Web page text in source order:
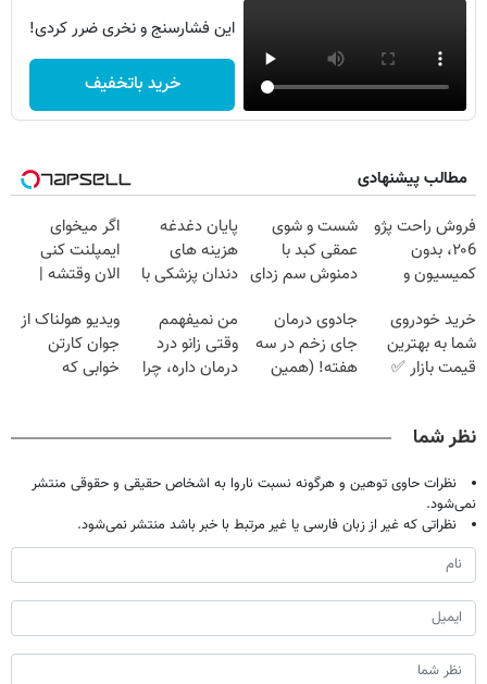
این فشارسنج و نخری ضرر کردی!
خرید باتخفیف
مطالب پیشنهادی
فروش راحت پژو
۲۰6، بدون
کمیسیون و
شست و شوی
عمقی کبد با
دمنوش سم زدای
پایان دغدغه
هزینه های
دندان پزشکی با
خانگی
اگر میخوای
ایمپلنت کنی
الان وقتشه |
میلیون تومان!!!
خرید خودروی
شما به بهترین
قیمت بازار ✅
جادوی درمان
جای زخم در سه
هفته! (همین
من نمیفهمم
وقتی زانو درد
درمان داره، چرا
ویدیو هولناک از
جوان کارتن
خوابی که
نظر شما
نظرات حاوی توهین و هرگونه نسبت ناروا به اشخاص حقیقی و حقوقی منتشر
نمی‌شود.
نظراتی که غیر از زبان فارسی یا غیر مرتبط با خبر باشد منتشر نمی‌شود.